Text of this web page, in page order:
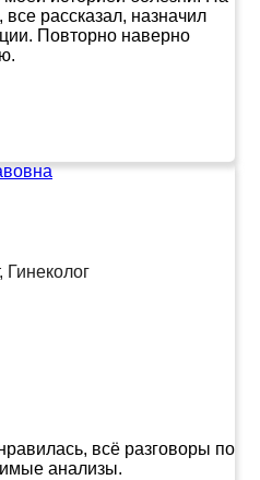
рассказал, назначил
Повторно наверно
всё разговоры по
анализы.